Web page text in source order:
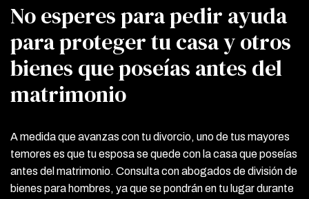
No esperes para pedir ayuda
para proteger tu casa y otros
bienes que poseías antes del
matrimonio
A medida que avanzas con tu divorcio, uno de tus mayores
temores es que tu esposa se quede con la casa que poseías
antes del matrimonio. Consulta con abogados de división de
bienes para hombres, ya que se pondrán en tu lugar durante